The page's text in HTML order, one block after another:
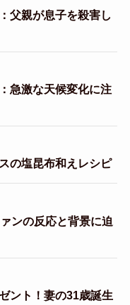
父親が息子を殺害し
急激な天候変化に注
の塩昆布和えレシピ
ンの反応と背景に迫
ント！妻の31歳誕生